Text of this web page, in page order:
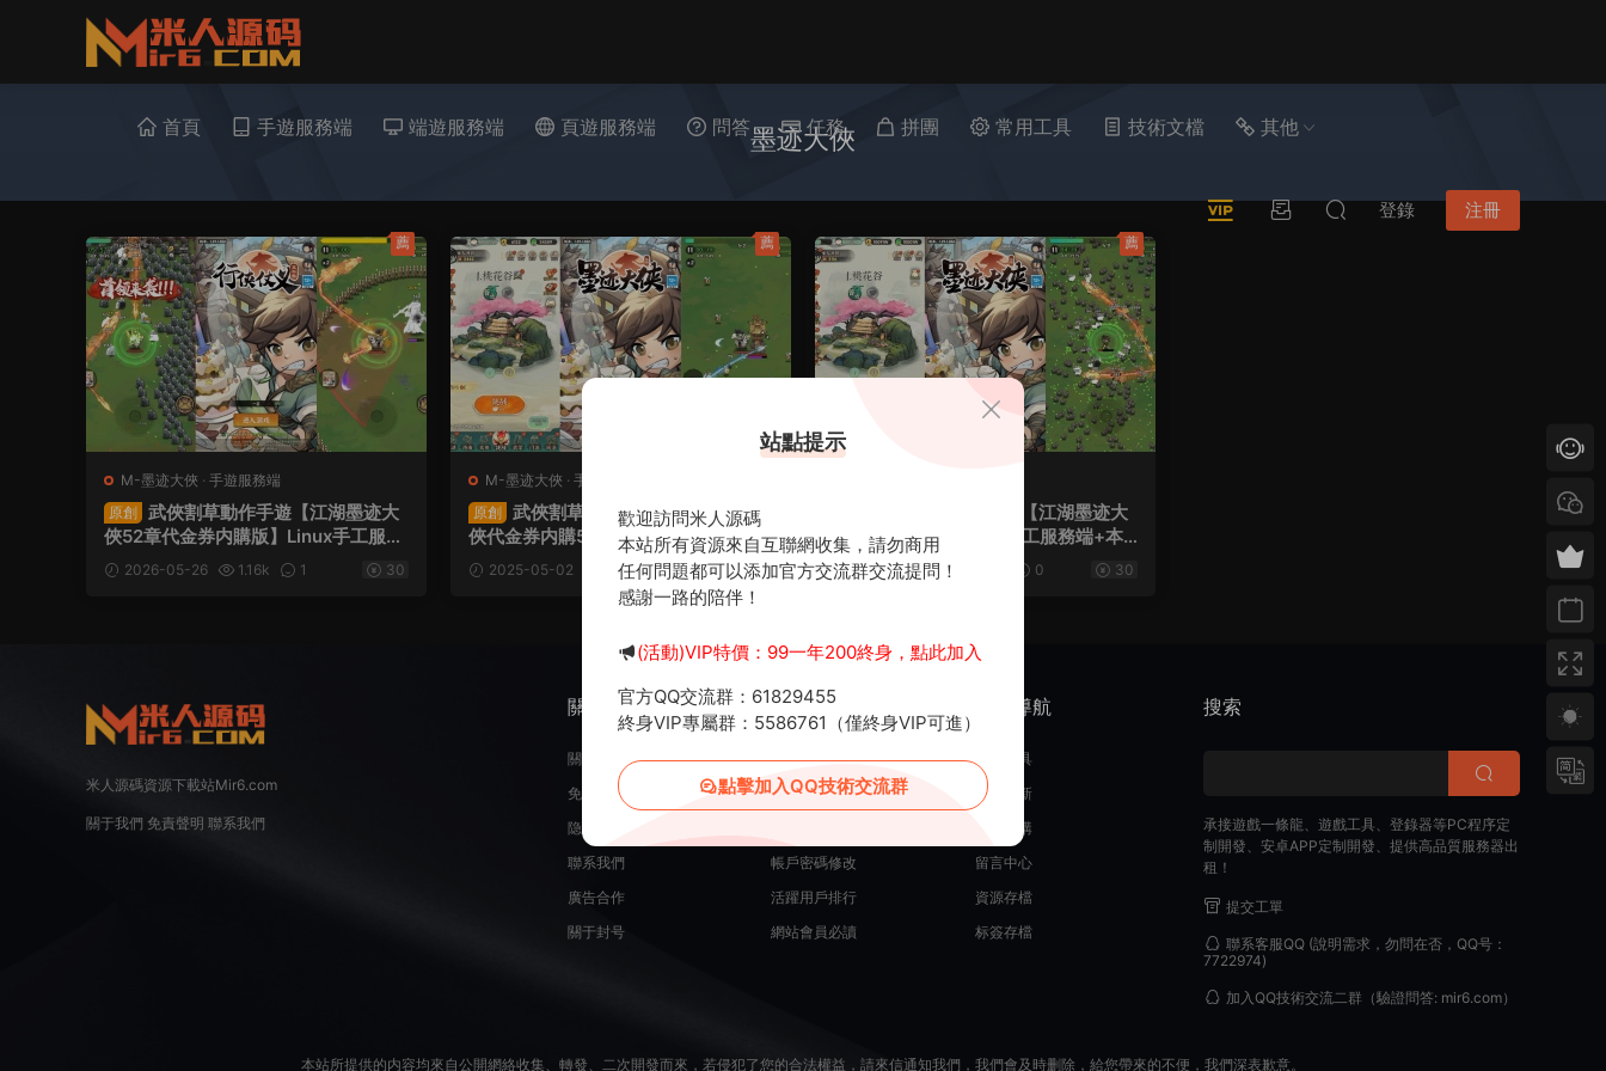
首頁 手遊服務端 端遊服務端 頁遊服務端 問答 任務 拼團 常用工具 技術文檔 其他
登錄 注冊
墨迹大俠
M-墨迹大俠 · 手遊服務端
原創
武俠割草動作手遊【江湖墨迹大
俠52章代金券内購版】Linux手工服務
端+本地注冊驗證+CDK授權後台+安
卓蘋果雙端+視頻架設教程
2026-05-26 1.16k 1 30
薦
M-墨迹大俠 · 手遊服務端
原創
武俠割草動作手遊【江湖墨迹大
俠代金券内購500級版】Linux手工服
務端+本地注冊驗證+CDK授權後台
+安卓+視頻架設教程
2025-05-02 1.62k 0 30
薦
武俠割草動作手遊【江湖墨迹大
俠内購修複版】Linux手工服務端+本
地注冊驗證+GM充值後台+安卓蘋果雙
端+視頻架設教程
2025-02-17 0 30
薦
米人源碼資源下載站Mir6.com
關于我們 免責聲明 聯系我們
關于我們
關于我們
免責申明
隐私政策
聯系我們
廣告合作
關于封号
服務支持
在線開通會員
源碼投稿發布
帳戶密碼修改
活躍用戶排行
網站會員必讀
熱門導航
常用工具
最近更新
源碼團購
留言中心
資源存檔
标簽存檔
搜索
承接遊戲一條龍、遊戲工具、登錄器等PC程序定
制開發、安卓APP定制開發、提供高品質服務器出
租！
提交工單
聯系客服QQ(說明需求，勿問在否，QQ号：
7722974)
加入QQ技術交流二群（驗證問答: mir6.com）
本站所提供的内容均來自公開網絡收集、轉發、二次開發而來，若侵犯了您的合法權益，請來信通知我們，我們會及時删除，給您帶來的不便，我們深表歉意。
站點提示
歡迎訪問米人源碼
本站所有資源來自互聯網收集，請勿商用
任何問題都可以添加官方交流群交流提問！
感謝一路的陪伴！
(活動)VIP特價：99一年200終身，點此加入
官方QQ交流群：61829455
終身VIP專屬群：5586761（僅終身VIP可進）
點擊加入QQ技術交流群